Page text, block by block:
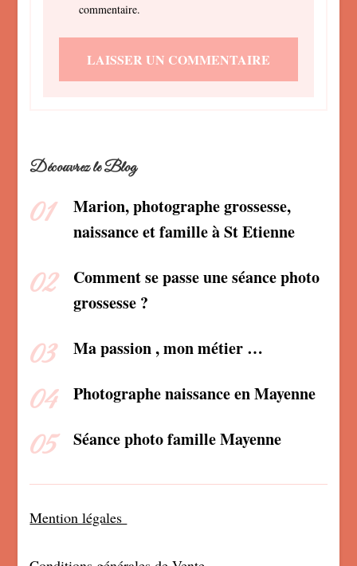
commentaire.
Découvrez le Blog
Marion, photographe grossesse,
naissance et famille à St Etienne
Comment se passe une séance photo
grossesse ?
Ma passion , mon métier …
Photographe naissance en Mayenne
Séance photo famille Mayenne
Mention légales